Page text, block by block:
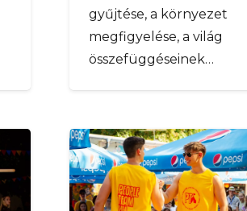
gyűjtése, a környezet
megfigyelése, a világ
összefüggéseinek…